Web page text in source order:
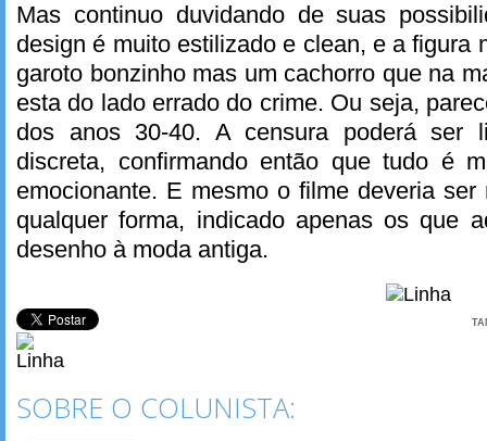
Mas continuo duvidando de suas
design é muito estilizado e clean, e a figura
garoto bonzinho mas um cachorro que na
esta do lado errado do crime. Ou seja,
dos anos 30-40. A censura poderá ser
discreta, confirmando então que tudo é
emocionante. E mesmo o filme deveria ser
qualquer forma, indicado apenas os que
desenho à moda antiga.
SOBRE O COLUNISTA: